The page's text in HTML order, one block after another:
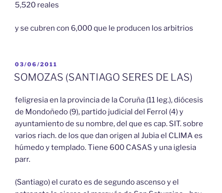
5,520 reales
y se cubren con 6,000 que le producen los arbitrios
PUBLICADO
EL
03/06/2011
SOMOZAS (SANTIAGO SERES DE LAS)
feligresia en la provincia de la Coruña (11 leg.), diócesis
de Mondoñedo (9), partido judicial del Ferrol (4) y
ayuntamiento de su nombre, del que es cap. SIT. sobre
varios riach. de los que dan origen al Jubia el CLIMA es
húmedo y templado. Tiene 600 CASAS y una iglesia
parr.
(Santiago) el curato es de segundo ascenso y el